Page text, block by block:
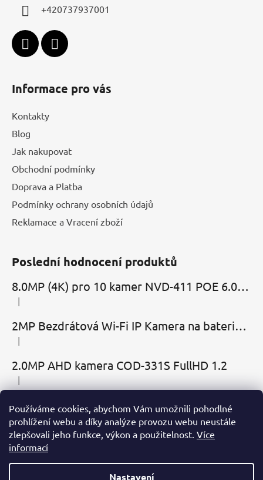
Používáme cookies, abychom Vám umožnili pohodlné
prohlížení webu a díky analýze provozu webu neustále
zlepšovali jeho funkce, výkon a použitelnost. Více
informací
Nastavení
+420737937001
Informace pro vás
Kontakty
Blog
Jak nakupovat
Obchodní podmínky
Doprava a Platba
Podmínky ochrany osobních údajů
Reklamace a Vracení zboží
Poslední hodnocení produktů
8.0MP (4K) pro 10 kamer NVD-411 POE 6.0 Cloud
Hodnocení produktu je 5 z 5 hvězdiček.
|
2MP Bezdrátová Wi-Fi IP Kamera na baterie MBC-Cubic s mikrofonem, reproduktorem a slotem microSD
Hodnocení produktu je 2 z 5 hvězdiček.
|
2.0MP AHD kamera COD-331S FullHD 1.2
Hodnocení produktu je 5 z 5 hvězdiček.
|
Přijímáme online platby